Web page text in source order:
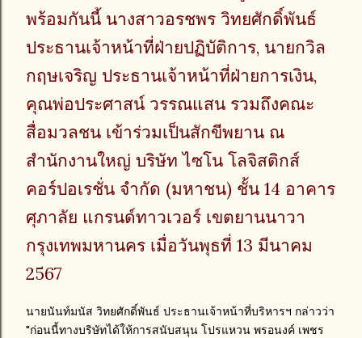
พร้อมกันนี้ นางสาวอรชพร วิทยศักดิ์พันธ์
ประธานเจ้าหน้าที่ฝ่ายปฏิบัติการ, นายกวิล
กฤษเจริญ ประธานเจ้าหน้าที่ฝ่ายการเงิน,
คุณพ่อประศาสน์ วรรณแสน รวมถึงคณะ
สื่อมวลชน เข้าร่วมเป็นสักขีพยาน ณ
สำนักงานใหญ่ บริษัท ไซโน โลจิสติกส์
คอร์ปอเรชั่น จำกัด (มหาชน) ชั้น 14 อาคาร
ศุภาลัย แกรนด์ทาวเวอร์ เขตยานนาวา
กรุงเทพมหานคร เมื่อวันพุธที่ 13 มีนาคม
2567
นายนันท์มนัส วิทยศักดิ์พันธ์ ประธานเจ้าหน้าที่บริหารฯ กล่าวว่า
"ก่อนนี้ทางบริษัทได้ให้การสนับสนุน โปรแหวน พรอนงค์ เพชร